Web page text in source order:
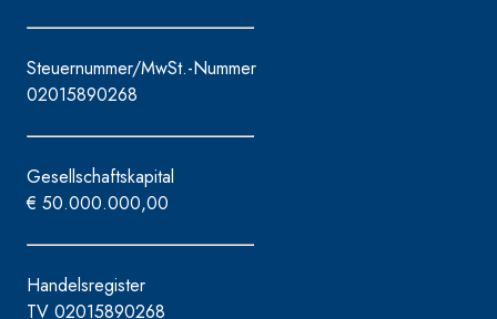
Steuernummer/MwSt.-Nummer
02015890268
Gesellschaftskapital
€ 50.000.000,00
Handelsregister
TV 02015890268